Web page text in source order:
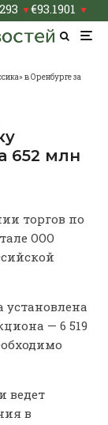
▼€93.1901 ▼
в Оренбурге за
652 млн
торгов по
ООО
— 6 519
ведет
в